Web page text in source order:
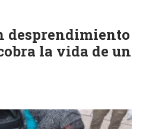
desprendimiento
la vida de un